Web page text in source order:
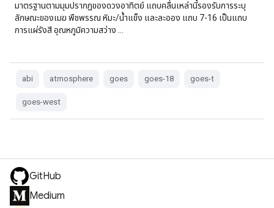
มาตรฐานตามมุมปรากฏของดวงอาทิตย์ แถบคลื่นเหล่านี้รองรับการระบุ
ลักษณะของเมฆ พืชพรรณ หิมะ/น้ำแข็ง และละออง แถบ 7-16 เป็นแถบ
การแผ่รังสี อุณหภูมิความสว่าง …
abi atmosphere goes goes-18 goes-t
goes-west
GitHub
Medium